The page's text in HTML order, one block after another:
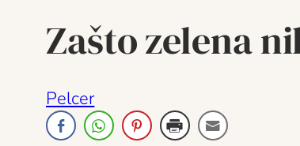
Zašto zelena
Pelcer